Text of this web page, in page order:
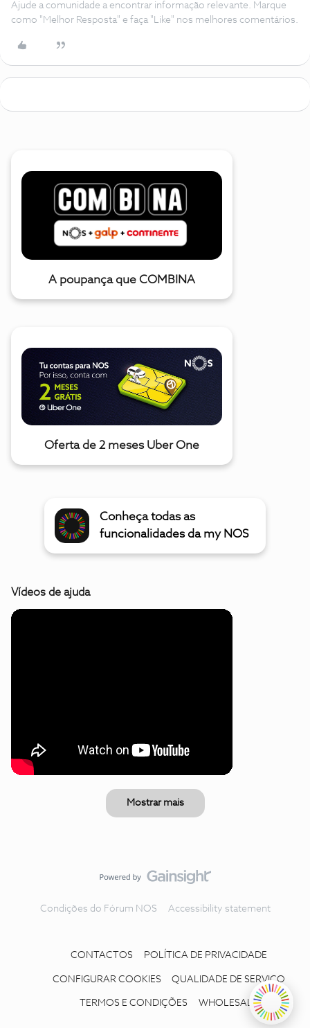
Ajude a comunidade a encontrar informação relevante. Marque
como "Melhor Resposta" e faça "Like" nos melhores comentários.
A poupança que COMBINA
Oferta de 2 meses Uber One
Conheça todas as
funcionalidades da my NOS
Vídeos de ajuda
Mostrar mais
Condições do Fórum NOS Accessibility statement
CONTACTOS POLÍTICA DE PRIVACIDADE
CONFIGURAR COOKIES QUALIDADE DE SERVIÇO
TERMOS E CONDIÇÕES WHOLESALE